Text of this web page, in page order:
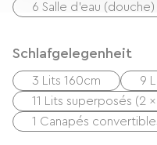
6 Salle d'eau (douche)
Schlafgelegenheit
3 Lits 160cm
9
11 Lits superposés (2
1 Canapés